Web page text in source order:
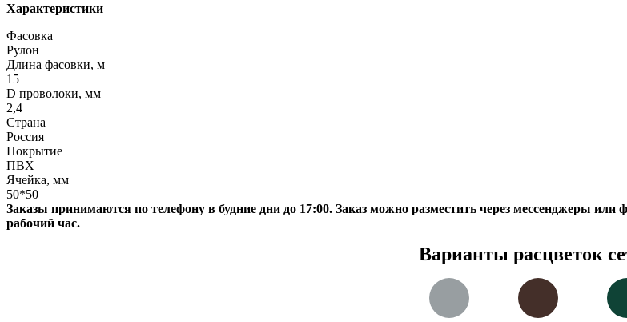
Характеристики
Фасовка
Рулон
Длина фасовки, м
15
D проволоки, мм
2,4
Страна
Россия
Покрытие
ПВХ
Ячейка, мм
50*50
Заказы принимаются по телефону в будние дни до 17:00. Заказ можно разместить через мессенджеры
рабочий час.
Варианты расцветок